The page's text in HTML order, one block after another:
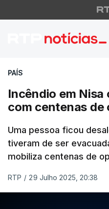
Incêndio
PAÍS
Incêndio em
com centenas de
Uma pessoa ficou
tiveram de ser
mobiliza centenas de
RTP / 29 Julho 2025, 20:38